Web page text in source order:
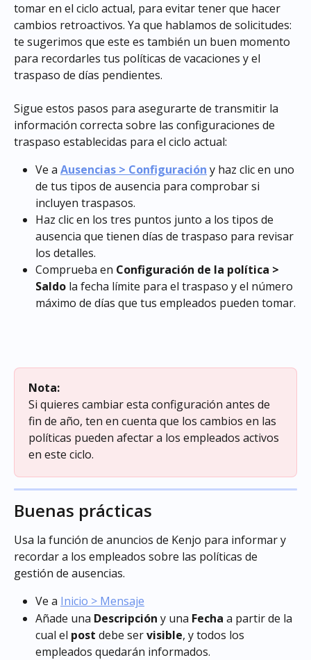
tomar en el ciclo actual, para evitar tener que hacer
cambios retroactivos. Ya que hablamos de solicitudes:
te sugerimos que este es también un buen momento
para recordarles tus políticas de vacaciones y el
traspaso de días pendientes.
Sigue estos pasos para asegurarte de transmitir la
información correcta sobre las configuraciones de
traspaso establecidas para el ciclo actual:
Ve a Ausencias > Configuración y haz clic en uno
de tus tipos de ausencia para comprobar si
incluyen traspasos.
Haz clic en los tres puntos junto a los tipos de
ausencia que tienen días de traspaso para revisar
los detalles.
Comprueba en Configuración de la política >
Saldo la fecha límite para el traspaso y el número
máximo de días que tus empleados pueden tomar.
Nota:
Si quieres cambiar esta configuración antes de
fin de año, ten en cuenta que los cambios en las
políticas pueden afectar a los empleados activos
en este ciclo.
Buenas prácticas
Usa la función de anuncios de Kenjo para informar y
recordar a los empleados sobre las políticas de
gestión de ausencias.
Ve a Inicio > Mensaje
Añade una Descripción y una Fecha a partir de la
cual el post debe ser visible, y todos los
empleados quedarán informados.